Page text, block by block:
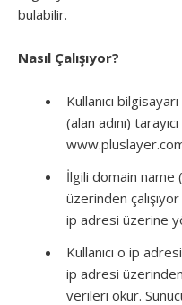
bulabilir.
Nasıl Çalışıyor?
Kullanıcı
(alan adını)
İlgili domain name
üzerinden
ip adresi üzerine
Kullanıcı o ip
ip adresi
verileri okur.